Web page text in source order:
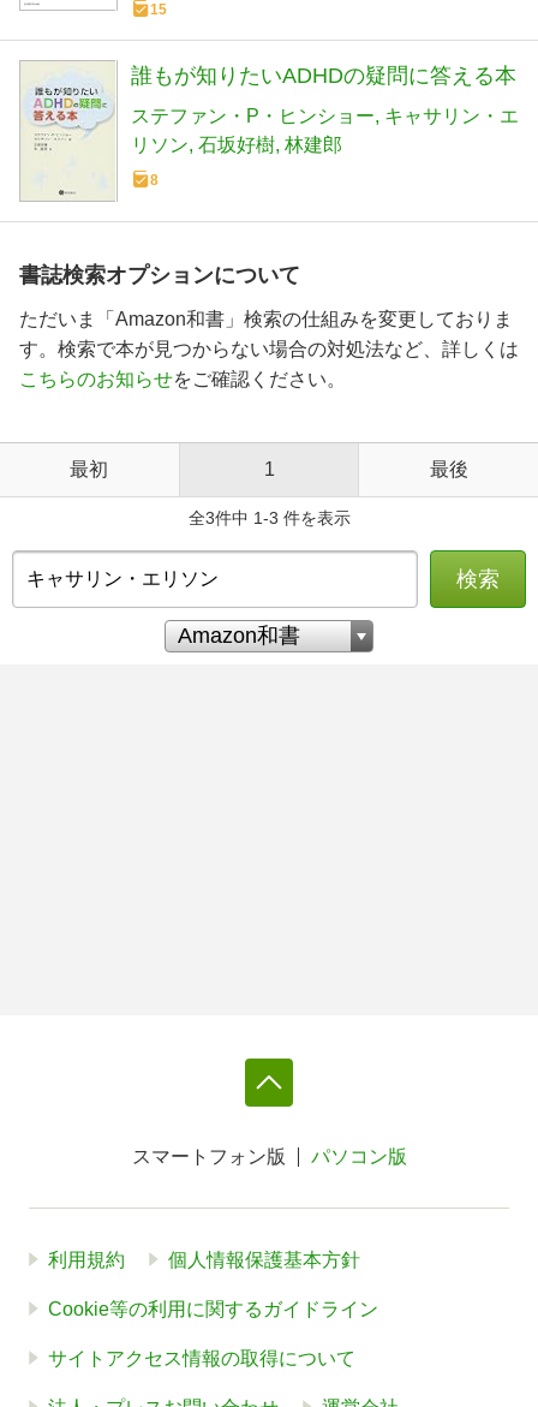
15
誰もが知りたいADHDの疑問に答える本
ステファン・P・ヒンショー キャサリン・エ
リソン 石坂好樹 林建郎
8
書誌検索オプションについて
ただいま「Amazon和書」検索の仕組みを変更しておりま
す。検索で本が見つからない場合の対処法など、詳しくは
こちらのお知らせをご確認ください。
最初 1 最後
全3件中 1-3 件を表示
検索
スマートフォン版 パソコン版
利用規約 個人情報保護基本方針
Cookie等の利用に関するガイドライン
サイトアクセス情報の取得について